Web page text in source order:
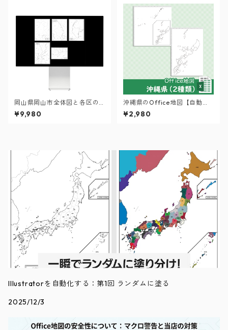
岡山県岡山市全体図と各区の
セット：町名も記載の地図デ
ータ（PDF・Aiファイル）
¥9,980
沖縄県のOffice地図【自動色
塗り機能付き】
¥2,980
Illustratorを自動化する：第1回 ランダムに塗る
2025/12/3